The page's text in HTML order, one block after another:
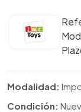
Modalidad:
Condición: